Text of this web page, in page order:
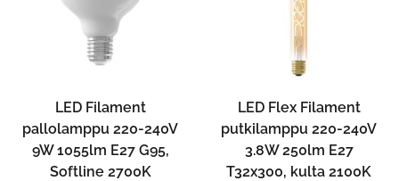
LED Filament
pallolamppu 220-240V
9W 1055lm E27 G95,
Softline 2700K
LED Flex Filament
putkilamppu 220-240V
3.8W 250lm E27
T32x300, kulta 2100K